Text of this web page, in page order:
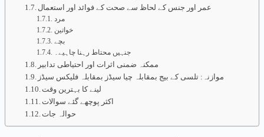
عمر اور جنس کے لحاظ سے صحت کے فوائد اور استعمال
مرد
خواتین
بچے
جنہیں محتاط رہنا چاہیے۔
ممکنہ ضمنی اثرات اور احتیاطی تدابیر
موازنہ: تلسی کے بیج بمقابلہ چیا سیڈز بمقابلہ فلیکس سیڈز
لینے کا بہترین وقت
اکثر پوچھے گئے سوالات
حوالہ جات